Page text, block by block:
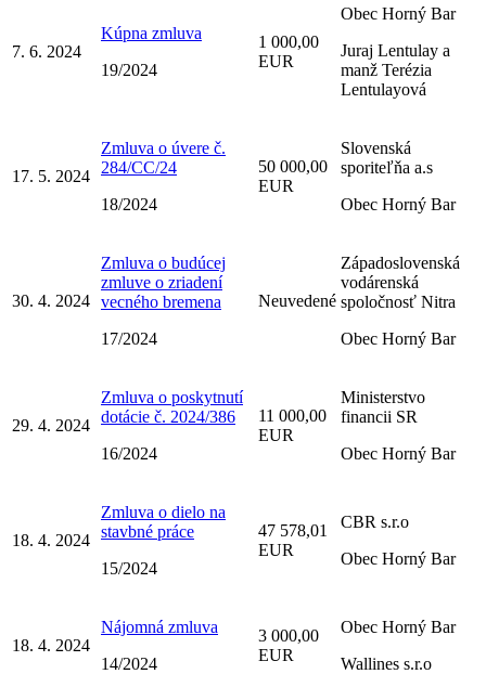
7. 6. 2024
Kúpna zmluva
19/2024
1 000,00
EUR
Obec Horný Bar
Juraj Lentulay a
manž Terézia
Lentulayová
17. 5. 2024
Zmluva o úvere č.
284/CC/24
18/2024
50 000,00
EUR
Slovenská
sporiteľňa a.s
Obec Horný Bar
30. 4. 2024
Zmluva o budúcej
zmluve o zriadení
vecného bremena
17/2024
Neuvedené
Západoslovenská
vodárenská
spoločnosť Nitra
Obec Horný Bar
29. 4. 2024
Zmluva o poskytnutí
dotácie č. 2024/386
16/2024
11 000,00
EUR
Ministerstvo
financii SR
Obec Horný Bar
18. 4. 2024
Zmluva o dielo na
stavbné práce
15/2024
47 578,01
EUR
CBR s.r.o
Obec Horný Bar
18. 4. 2024
Nájomná zmluva
14/2024
3 000,00
EUR
Obec Horný Bar
Wallines s.r.o